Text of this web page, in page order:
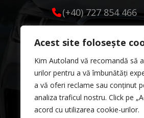
Acest site folosește
Kim Autoland vă recomandă să
urilor pentru a vă îmbunătăți
a vă oferi reclame sau conținut
analiza traficul nostru. Click pe
acord cu utilizarea cookie-urilor.
(+40) 727 854 466
Luni - Vineri 9:00 -
Sâmbătă 10:00 -